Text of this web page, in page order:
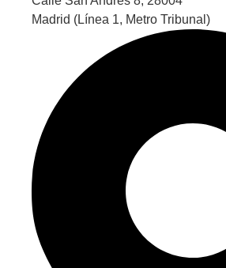
Madrid (Línea 1, Metro Tribunal)